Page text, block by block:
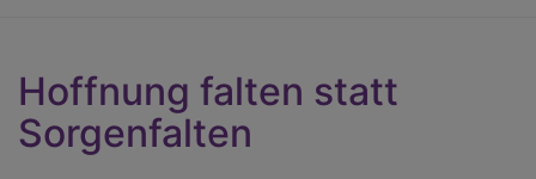
Hoffnung falten statt
Sorgenfalten